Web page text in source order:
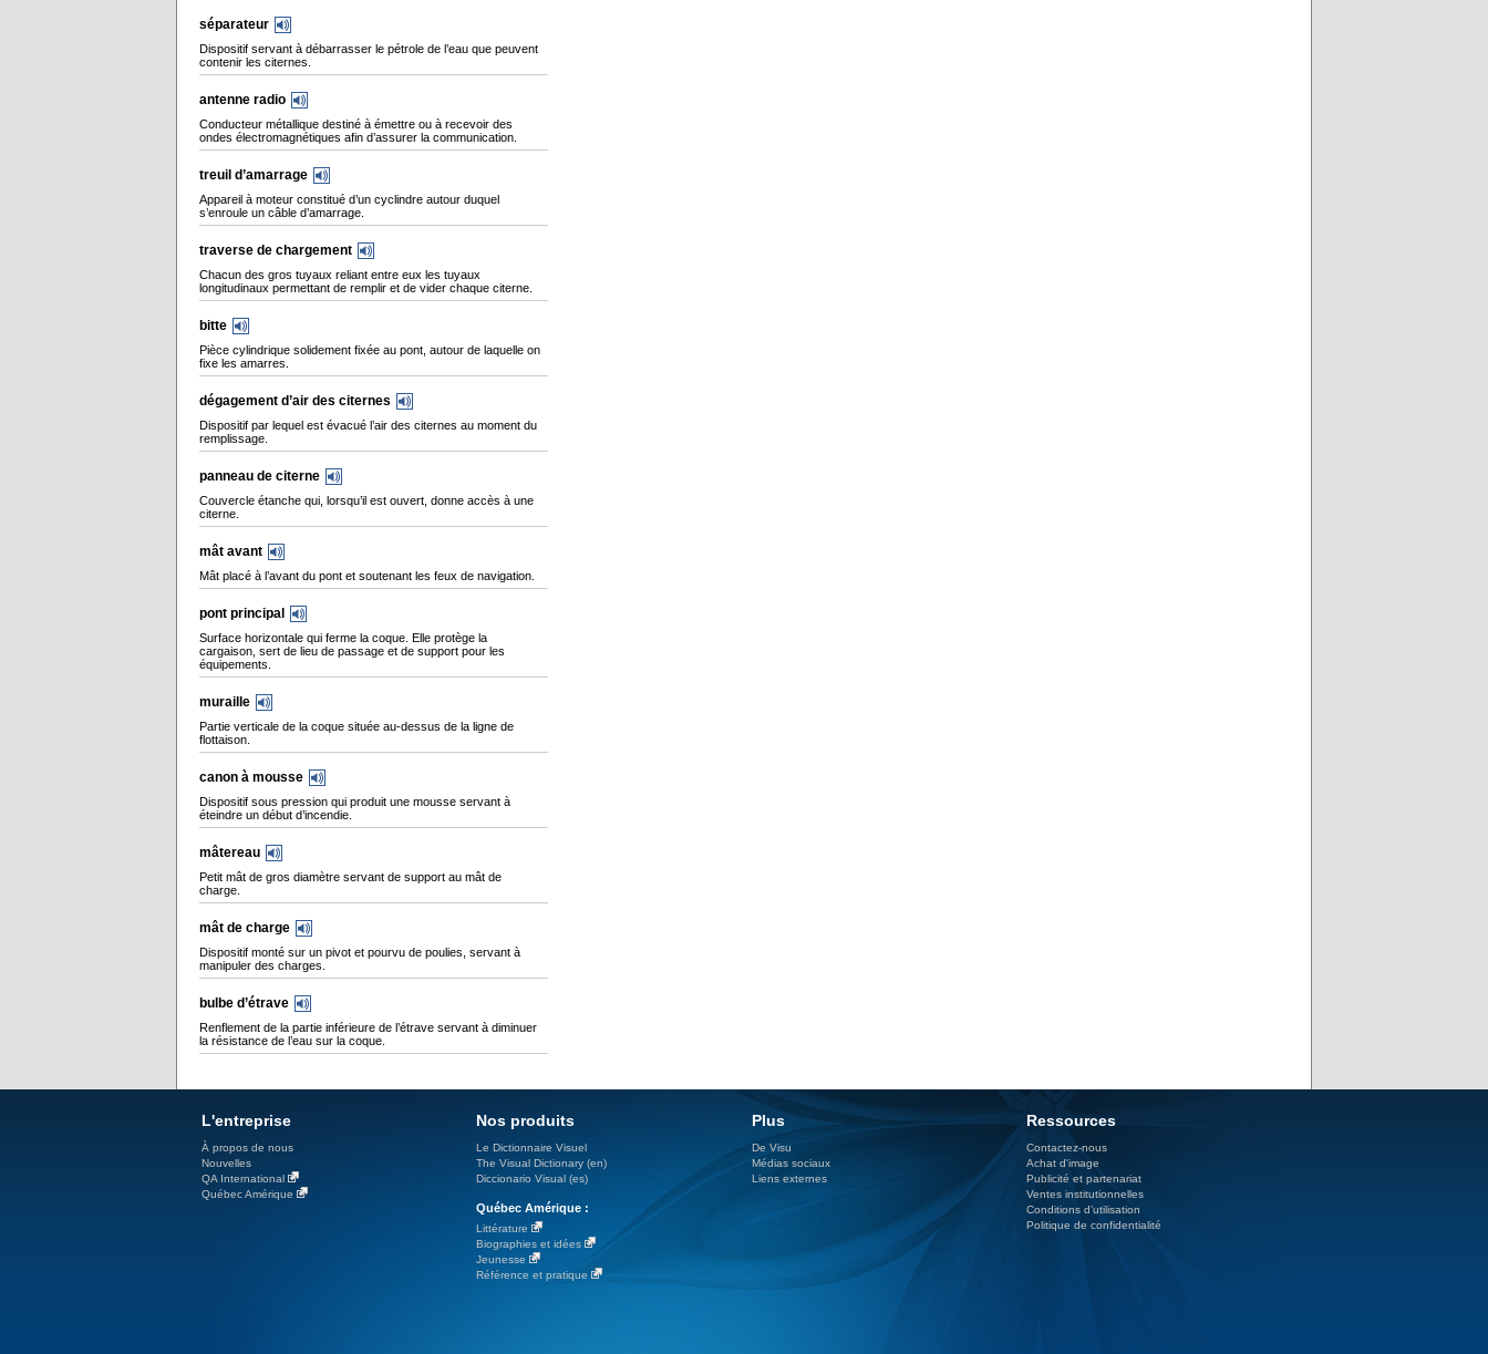
séparateur
Dispositif servant à débarrasser le pétrole de l’eau que peuvent
contenir les citernes.
antenne radio
Conducteur métallique destiné à émettre ou à recevoir des
ondes électromagnétiques afin d’assurer la communication.
treuil d’amarrage
Appareil à moteur constitué d’un cyclindre autour duquel
s’enroule un câble d’amarrage.
traverse de chargement
Chacun des gros tuyaux reliant entre eux les tuyaux
longitudinaux permettant de remplir et de vider chaque citerne.
bitte
Pièce cylindrique solidement fixée au pont, autour de laquelle on
fixe les amarres.
dégagement d’air des citernes
Dispositif par lequel est évacué l’air des citernes au moment du
remplissage.
panneau de citerne
Couvercle étanche qui, lorsqu’il est ouvert, donne accès à une
citerne.
mât avant
Mât placé à l’avant du pont et soutenant les feux de navigation.
pont principal
Surface horizontale qui ferme la coque. Elle protège la
cargaison, sert de lieu de passage et de support pour les
équipements.
muraille
Partie verticale de la coque située au-dessus de la ligne de
flottaison.
canon à mousse
Dispositif sous pression qui produit une mousse servant à
éteindre un début d’incendie.
mâtereau
Petit mât de gros diamètre servant de support au mât de
charge.
mât de charge
Dispositif monté sur un pivot et pourvu de poulies, servant à
manipuler des charges.
bulbe d’étrave
Renflement de la partie inférieure de l’étrave servant à diminuer
la résistance de l’eau sur la coque.
L'entreprise
À propos de nous
Nouvelles
QA International
Québec Amérique
Nos produits
Le Dictionnaire Visuel
The Visual Dictionary (en)
Diccionario Visual (es)
Québec Amérique :
Littérature
Biographies et idées
Jeunesse
Référence et pratique
Plus
De Visu
Médias sociaux
Liens externes
Ressources
Contactez-nous
Achat d'image
Publicité et partenariat
Ventes institutionnelles
Conditions d’utilisation
Politique de confidentialité